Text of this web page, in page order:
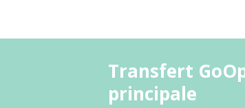
Transfert
principale